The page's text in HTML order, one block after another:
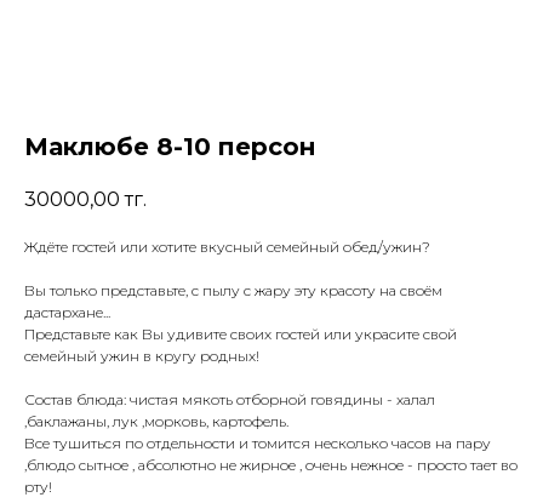
Маклюбе 8-10 персон
30000,00 тг.
Ждёте гостей или хотите вкусный семейный обед/ужин?
Вы только представьте, с пылу с жару эту красоту на своём
дастархане...
Представьте как Вы удивите своих гостей или украсите свой
семейный ужин в кругу родных!
Состав блюда: чистая мякоть отборной говядины - халал
,баклажаны, лук ,морковь, картофель.
Все тушиться по отдельности и томится несколько часов на пару
,блюдо сытное , абсолютно не жирное , очень нежное - просто тает во
рту!